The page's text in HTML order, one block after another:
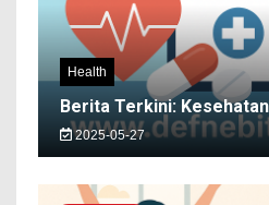
Health
Berita Terkini:
2025-05-27